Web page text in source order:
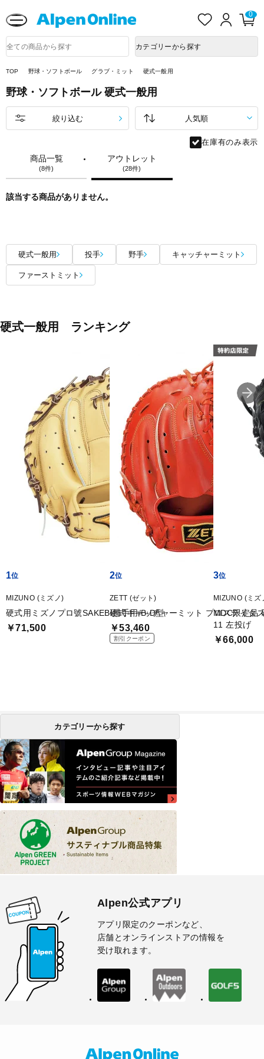
入
ロ
ン
0
品
検
カテゴリーから探す
TOP 野球・ソフトボール グラブ・ミット 硬式一般用
野球・ソフトボール 硬式一般用
商品一覧
(8件)
アウトレット
(28件)
絞り込む
在庫有のみ表示
該当する商品がありません。
硬式一般用 投手 野手 キャッチャーミット
ファーストミット
硬式一般用 ランキング
1
MIZUNO (ミズノ)
硬式用ミズノプロ號SAKEBI捕手用/B-D型
￥71,500
2
ZETT (ゼット)
硬式キャッチャーミット プロステイタ
￥53,460
割引クーポン
3
MIZUNO (ミズ
MDC限定品
11 左投げ
￥66,000
カテゴリーから探す
Alpen公式アプリ
アプリ限定のクーポンなど、
店舗とオンラインストアの情報を
受け取れます。